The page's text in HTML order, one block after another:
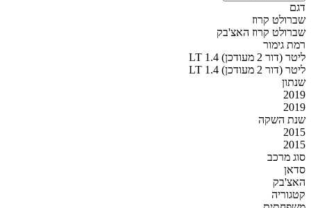
דגם
שברולט קרוז
שברולט קרוז האצ'בק
רמת גימור
LT 1.4 ליטר (דור 2 מעודכן)
LT 1.4 ליטר (דור 2 מעודכן)
שנתון
2019
2019
שנת השקה
2015
2015
סוג מרכב
סדאן
האצ'בק
קטגוריה